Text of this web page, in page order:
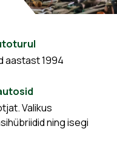
aastast 1994
Valikus
ning isegi